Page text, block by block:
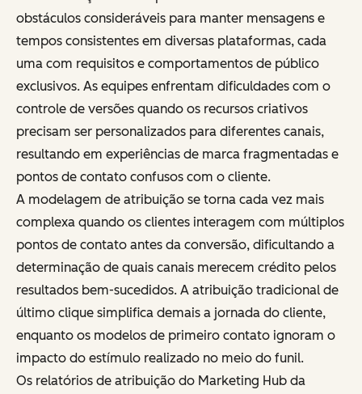
obstáculos consideráveis para manter mensagens e
tempos consistentes em diversas plataformas, cada
uma com requisitos e comportamentos de público
exclusivos. As equipes enfrentam dificuldades com o
controle de versões quando os recursos criativos
precisam ser personalizados para diferentes canais,
resultando em experiências de marca fragmentadas e
pontos de contato confusos com o cliente.
A modelagem de atribuição se torna cada vez mais
complexa quando os clientes interagem com múltiplos
pontos de contato antes da conversão, dificultando a
determinação de quais canais merecem crédito pelos
resultados bem-sucedidos. A atribuição tradicional de
último clique simplifica demais a jornada do cliente,
enquanto os modelos de primeiro contato ignoram o
impacto do estímulo realizado no meio do funil.
Os relatórios de atribuição do Marketing Hub da